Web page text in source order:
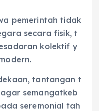
pemerintah tidak
secara fisik, t
kolektif y
tantangan t
semangatkeb
seremonial tah